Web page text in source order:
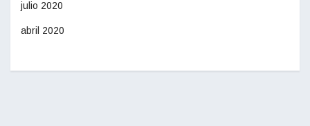
julio 2020
abril 2020